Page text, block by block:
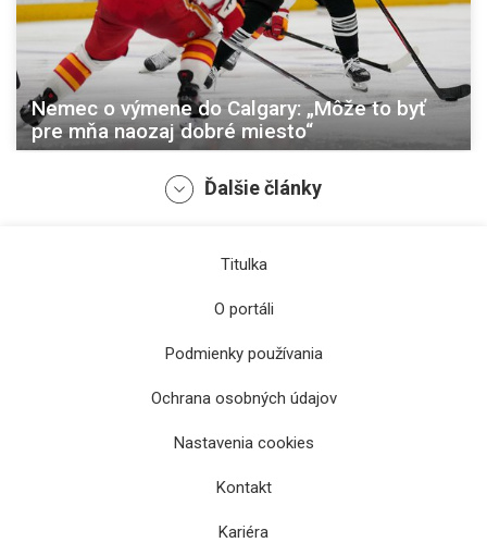
Nemec o výmene do Calgary: „Môže to byť
pre mňa naozaj dobré miesto“
Šatan zostane na čele SZĽH aj nasledujúce
Ďalšie články
Titulka
O portáli
Podmienky používania
Ochrana osobných údajov
Nastavenia cookies
Kontakt
Kariéra